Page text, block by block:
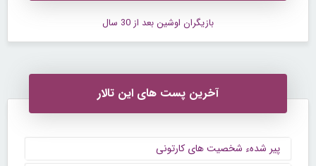
بازيگران اوشين بعد از 30 سال
آخرین پست های این تالار
پیر شدهء شخصیت های کارتونی